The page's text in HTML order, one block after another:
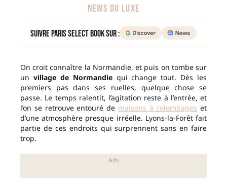
NEWS DU LUXE
Suivre Paris Select Book sur :
On croit connaître la Normandie, et puis on tombe sur
un village de Normandiequi change tout. Dès les
premiers pas dans ses ruelles, quelque chose se
passe. Le temps ralentit, l’agitation reste à l’entrée, et
l’on se retrouve entouré de maisons à colombages et
d’une atmosphère presque irréelle. Lyons-la-Forêt fait
partie de ces endroits qui surprennent sans en faire
trop.